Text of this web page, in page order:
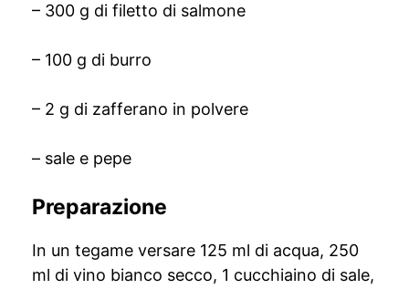
– 300 g di filetto di salmone
– 100 g di burro
– 2 g di zafferano in polvere
– sale e pepe
Preparazione
In un tegame versare 125 ml di acqua, 250
ml di vino bianco secco, 1 cucchiaino di sale,